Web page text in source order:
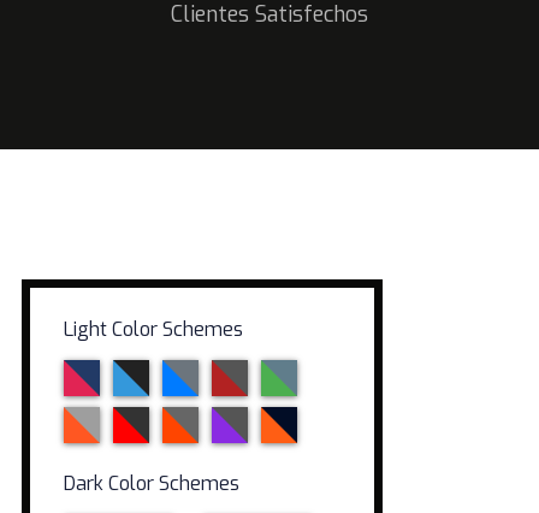
Clientes Satisfechos
Light Color Schemes
Dark Color Schemes